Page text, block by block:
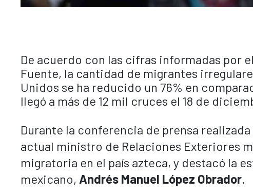
De acuerdo con las cifras informadas por
Fuente, la cantidad de migrantes
Unidos se ha reducido un 76% en
llegó a más de 12 mil cruces el 18 de
Durante la conferencia de prensa
actual ministro de Relaciones Exteriores
migratoria en el país azteca, y destacó la
mexicano, Andrés Manuel López Obrador.